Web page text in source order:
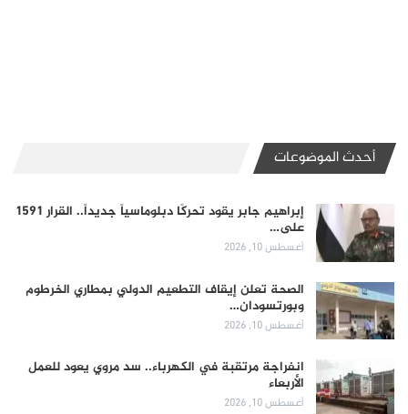
أحدث الموضوعات
إبراهيم جابر يقود تحركًا دبلوماسياً جديداً.. القرار 1591
على…
أغسطس 10, 2026
الصحة تعلن إيقاف التطعيم الدولي بمطاري الخرطوم
وبورتسودان…
أغسطس 10, 2026
انفراجة مرتقبة في الكهرباء.. سد مروي يعود للعمل
الأربعاء
أغسطس 10, 2026